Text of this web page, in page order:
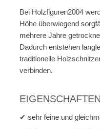
Bei Holzfiguren2004
Höhe überwiegend
mehrere Jahre
Dadurch entstehen
traditionelle
verbinden.
✔ sehr feine und